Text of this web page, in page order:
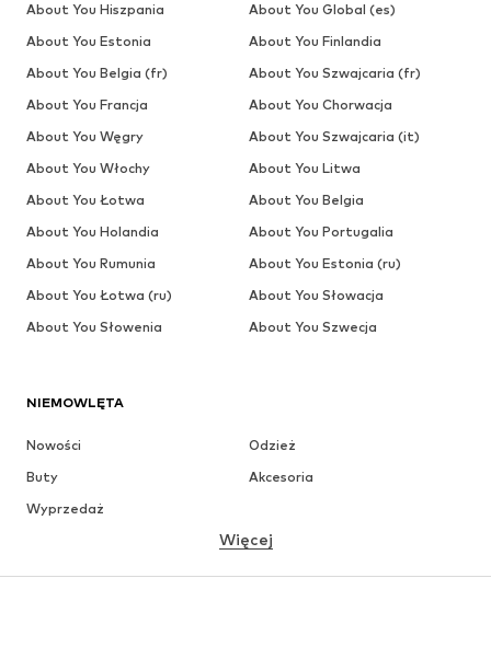
NIEMOWLĘTA
Nowości
Odzież
Buty
Akcesoria
Wyprzedaż
Więcej
About You Hiszpania
About You Global (es)
About You Estonia
About You Finlandia
About You Belgia (fr)
About You Szwajcaria (fr)
About You Francja
About You Chorwacja
About You Węgry
About You Szwajcaria (it)
About You Włochy
About You Litwa
About You Łotwa
About You Belgia
About You Holandia
About You Portugalia
About You Rumunia
About You Estonia (ru)
About You Łotwa (ru)
About You Słowacja
About You Słowenia
About You Szwecja